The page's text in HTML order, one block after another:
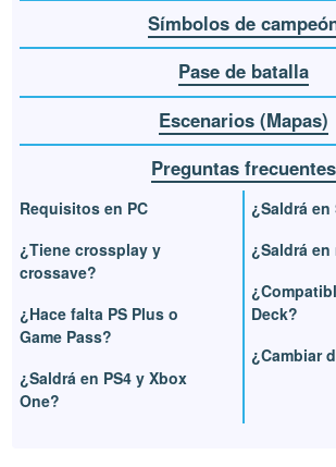
Símbolos de
Pase de batalla
Escenarios (Mapas)
Preguntas frecuentes
Requisitos en PC
¿Tiene crossplay y
crossave?
¿Hace falta PS Plus o
Game Pass?
¿Saldrá en PS4 y Xbox
One?
¿Saldrá en
¿Saldrá
Deck?
¿Cambiar